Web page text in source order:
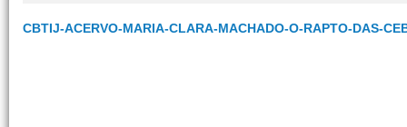
CBTIJ-ACERVO-MARIA-CLARA-MACHADO-O-RAPTO-DAS-